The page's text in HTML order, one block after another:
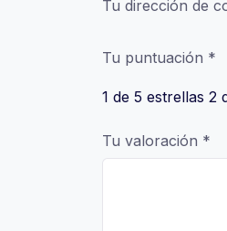
Tu dirección de
Tu puntuación *
1 de 5 estrellas 2
Tu valoración *